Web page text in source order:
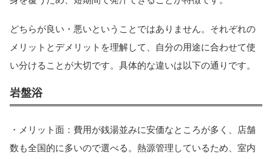
どちらが良い・悪いということではありません。それぞれの
メリットとデメリットを理解して、自分の用途に合わせて使
い分けることが大切です。具体的な違いは以下の通りです。
岩盤浴
・メリット面：費用が銭湯並みに安価なところが多く、店舗
数も全国的に多いので選べる。熱源管理しているため、室内